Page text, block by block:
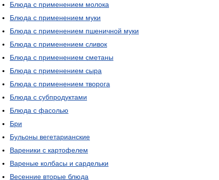
Блюда с применением молока
Блюда с применением муки
Блюда с применением пшеничной муки
Блюда с применением сливок
Блюда с применением сметаны
Блюда с применением сыра
Блюда с применением творога
Блюда с субпродуктами
Блюда с фасолью
Бри
Бульоны вегетарианские
Вареники с картофелем
Вареные колбасы и сардельки
Весенние вторые блюда